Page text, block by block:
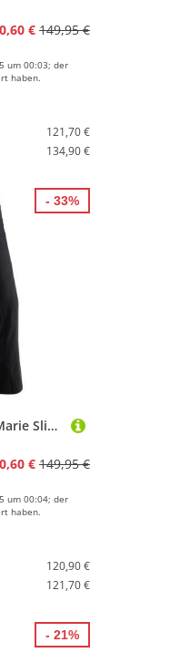
€ 149,95 €
um 00:03; der
haben.
121,70 €
134,90 €
Maier Sports Damen Marie Slimfit Softshell-Skihose, Schwarz, 18 EU
€ 149,95 €
um 00:04; der
haben.
120,90 €
121,70 €
- 33%
- 21%